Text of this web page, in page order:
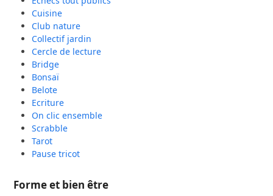
Cuisine
Club nature
Collectif jardin
Cercle de lecture
Bridge
Bonsaï
Belote
Ecriture
On clic ensemble
Scrabble
Tarot
Pause tricot
Forme et bien être